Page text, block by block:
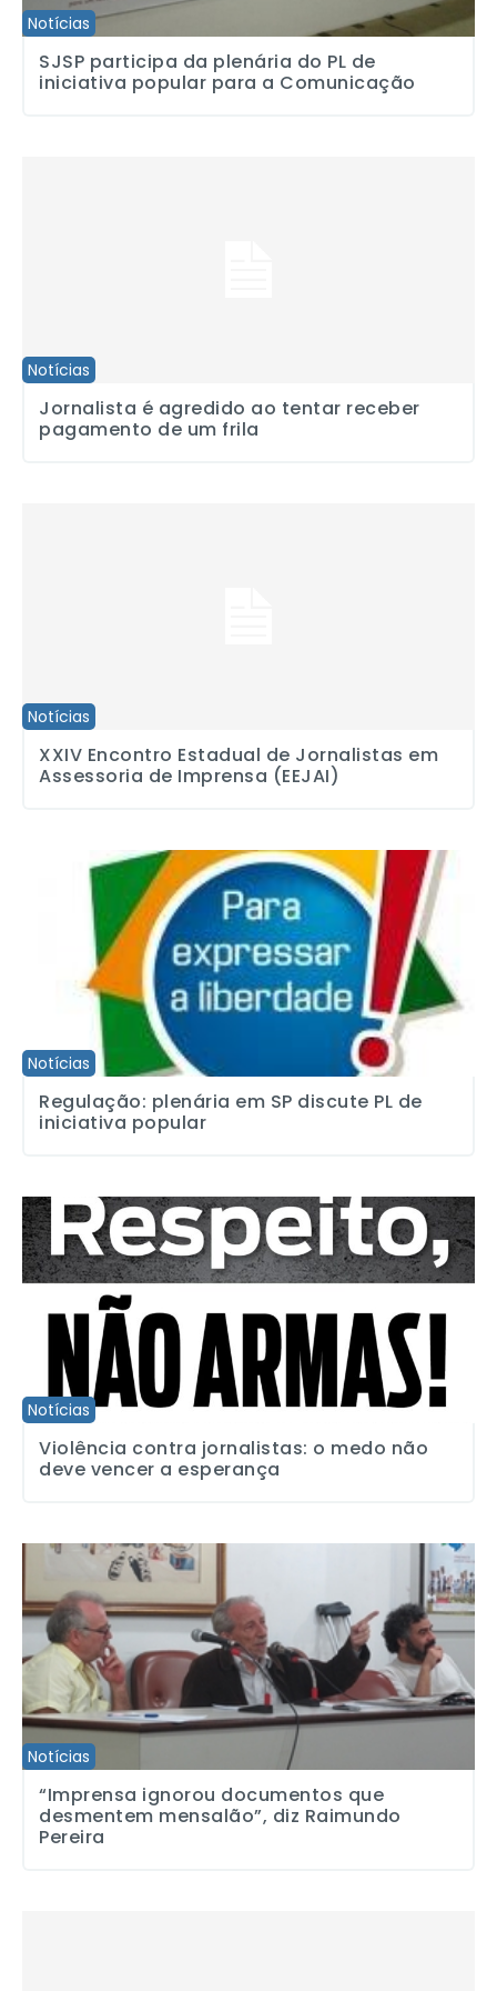
Notícias
SJSP participa da plenária do PL de
iniciativa popular para a Comunicação
Notícias
Jornalista é agredido ao tentar receber
pagamento de um frila
Notícias
XXIV Encontro Estadual de Jornalistas em
Assessoria de Imprensa (EEJAI)
Notícias
Regulação: plenária em SP discute PL de iniciativa popular
Regulação: plenária em SP discute PL de
iniciativa popular
Notícias
Violência contra jornalistas: o medo não deve vencer a esperança
Violência contra jornalistas: o medo não
deve vencer a esperança
Notícias
“Imprensa ignorou documentos que desmentem mensalão”, diz
“Imprensa ignorou documentos que
desmentem mensalão”, diz Raimundo
Pereira